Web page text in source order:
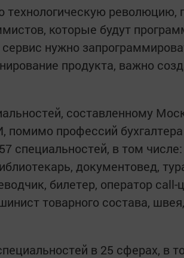
технологическую революцию,
которые будут
нужно
продукта, важно
составленному
профессий бухгалтера
специальностей, в том
документовед,
билетер, оператор call-
товарного состава,
в 25 сферах, в